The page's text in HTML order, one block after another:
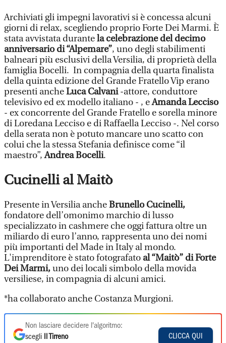
Archiviati gli impegni lavorativi si è concessa alcuni
giorni di relax, scegliendo proprio Forte Dei Marmi. È
stata avvistata durantela celebrazione del decimo
anniversario di “Alpemare”, uno degli stabilimenti
balneari più esclusivi della Versilia, di proprietà della
famiglia Bocelli. In compagnia della quarta finalista
della quinta edizione del Grande Fratello Vip erano
presenti ancheLuca Calvani-attore, conduttore
televisivo ed ex modello italiano - , eAmanda Lecciso
- ex concorrente del Grande Fratello e sorella minore
di Loredana Lecciso e di Raffaella Lecciso -. Nel corso
della serata non è potuto mancare uno scatto con
colui che la stessa Stefania definisce come “il
maestro”,Andrea Bocelli.
Cucinelli al Maitò
Presente in Versilia ancheBrunello Cucinelli,
fondatore dell’omonimo marchio di lusso
specializzato in cashmere che oggi fattura oltre un
miliardo di euro l’anno, rappresenta uno dei nomi
più importanti del Made in Italy al mondo.
L'imprenditore è stato fotografato al “Maitò” di Forte
Dei Marmi,uno dei locali simbolo della movida
versiliese, in compagnia di alcuni amici.
*ha collaborato anche Costanza Murgioni.
Non lasciare decidere l'algoritmo:
scegli
Il Tirreno
CLICCA QUI